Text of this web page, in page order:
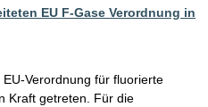
EU F-Gase Verordnung in
Verordnung für fluorierte
Kraft getreten. Für die